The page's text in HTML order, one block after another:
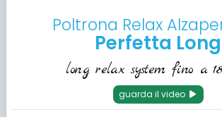
Poltrona Relax
Perfetta Long
long relax system fino a
guarda il video